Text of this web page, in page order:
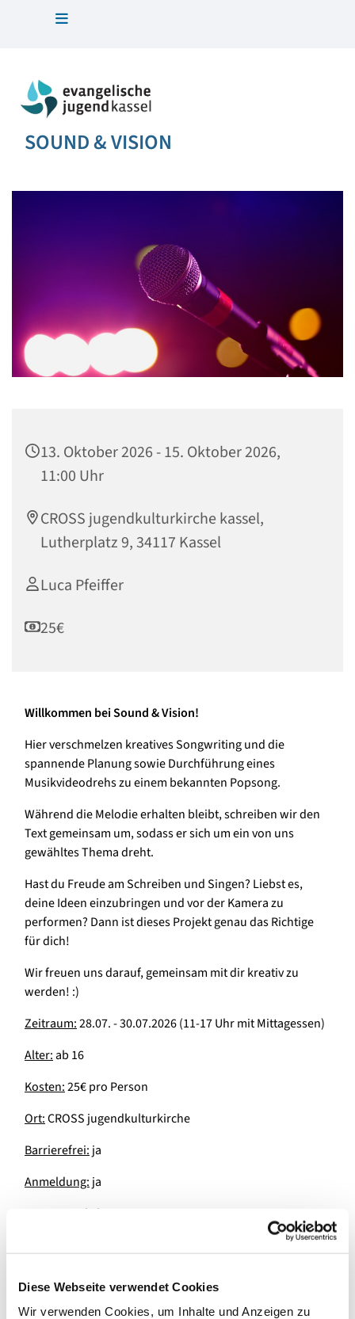
Diese Webseite verwendet Cookies
Wir verwenden Cookies, um Inhalte und Anzeigen zu
SOUND & VISION
13. Oktober 2026 - 15. Oktober 2026,
11:00 Uhr
CROSS jugendkulturkirche kassel,
Lutherplatz 9, 34117 Kassel
Luca Pfeiffer
25€
Willkommen bei Sound & Vision!
Hier verschmelzen kreatives Songwriting und die
spannende Planung sowie Durchführung eines
Musikvideodrehs zu einem bekannten Popsong.
Während die Melodie erhalten bleibt, schreiben wir den
Text gemeinsam um, sodass er sich um ein von uns
gewähltes Thema dreht.
Hast du Freude am Schreiben und Singen? Liebst es,
deine Ideen einzubringen und vor der Kamera zu
performen? Dann ist dieses Projekt genau das Richtige
für dich!
Wir freuen uns darauf, gemeinsam mit dir kreativ zu
werden! :)
Zeitraum:28.07. - 30.07.2026 (11-17 Uhr mit Mittagessen)
Alter:ab 16
Kosten:25€ pro Person
Ort:CROSS jugendkulturkirche
Barrierefrei: ja
Anmeldung: ja
Verantwortliche Person:
luca.pfeiffer@ekkw.de